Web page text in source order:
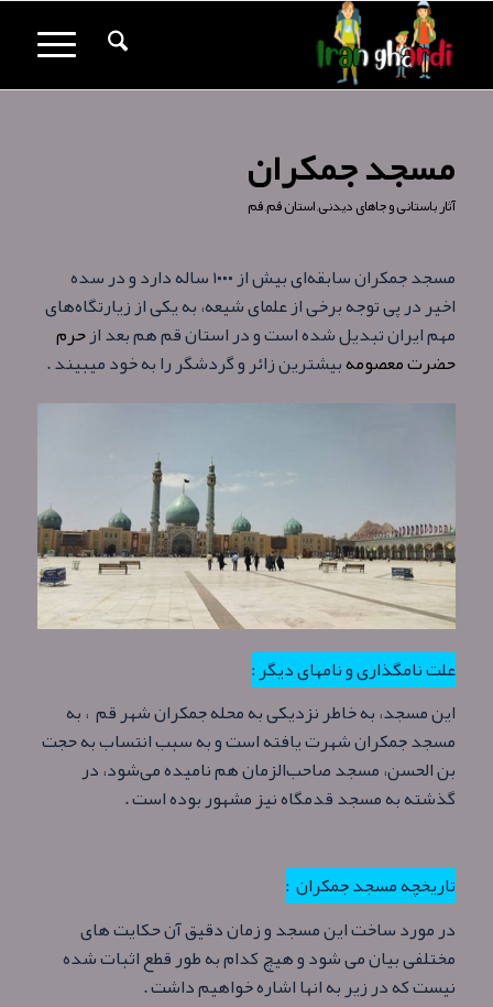
مسجد جمکران
آثار باستانی و جاهای دیدنی,استان قم,قم
مسجد جمکران سابقه‌ای بیش از ۱۰۰۰ ساله دارد و در سده
اخیر در پی توجه برخی از علمای شیعه، به یکی از زیارتگاه‌های
مهم ایران تبدیل شده است و در استان قم هم بعد ازحرم
حضرت معصومهبیشترین زائر و گردشگر را به خود میبیند .
علت نامگذاری و نامهای دیگر :
این مسجد، به خاطر نزدیکی به محله جمکران شهر قم ، به
مسجد جمکران شهرت یافته‌ است و به سبب انتساب به حجت
بن الحسن، مسجد صاحب‌الزمان هم نامیده می‌شود، در
گذشته به مسجد قدمگاه نیز مشهور بوده‌ است .
تاریخچه مسجد جمکران :
در مورد ساخت این مسجد و زمان دقیق آن حکایت های
مختلفی بیان می شود و هیچ کدام به طور قطع اثبات شده
نیست که در زیر به انها اشاره خواهیم داشت .